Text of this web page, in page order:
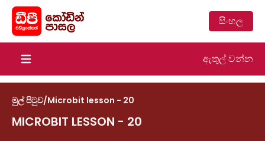
සිංහල
Open main menu ඇතුල් වන්න
මුල් පිටුව/Microbit lesson - 20
MICROBIT LESSON - 20